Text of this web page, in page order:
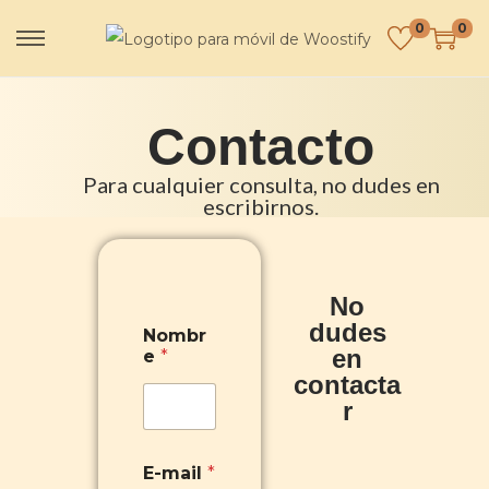
0 0
Contacto
Para cualquier consulta, no dudes en
escribirnos.
Nombr
e *
E-mail *
No
dudes
en
contacta
r